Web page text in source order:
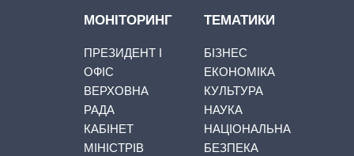
МОНІТОРИНГ
ПРЕЗИДЕНТ І
ОФІС
ВЕРХОВНА
РАДА
КАБІНЕТ
МІНІСТРІВ
ТЕМАТИКИ
БІЗНЕС
ЕКОНОМІКА
КУЛЬТУРА
НАУКА
НАЦІОНАЛЬНА
БЕЗПЕКА